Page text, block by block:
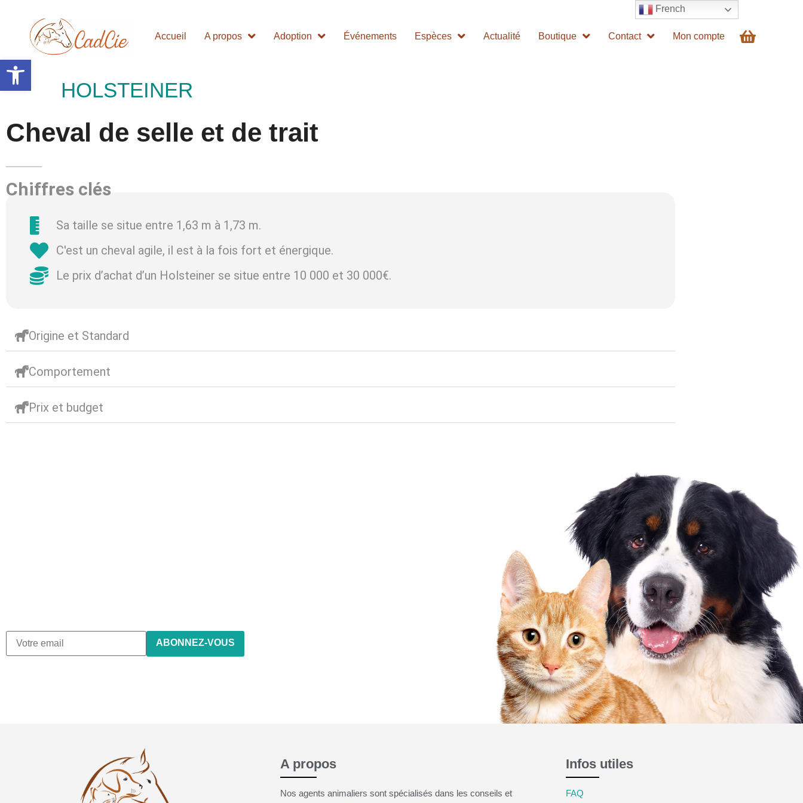
Ouvrir la barre d’outils
Accueil A propos Adoption Événements Espèces Actualité Boutique Contact Mon compte
HOLSTEINER
Cheval de selle et de trait
Chiffres clés
Sa taille se situe entre 1,63 m à 1,73 m.
C'est un cheval agile, il est à la fois fort et énergique.
Le prix d’achat d’un Holsteiner se situe entre 10 000 et 30 000€.
Origine et Standard
Comportement
Prix et budget
A propos
Nos agents animaliers sont spécialisés dans les conseils et
Infos utiles
FAQ
French